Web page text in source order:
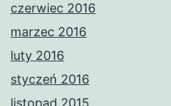
czerwiec 2016
marzec 2016
luty 2016
styczeń 2016
listopad 2015